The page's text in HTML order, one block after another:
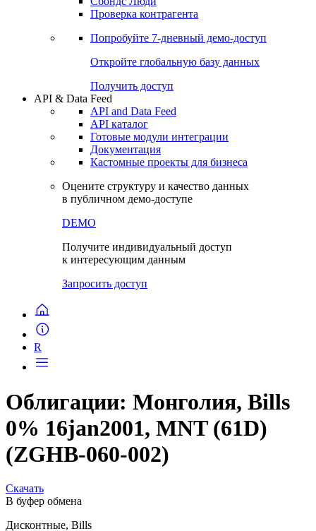
Сохраненные запросы
Чат
Проверка контрагента
Попробуйте7-дневный
Откройте глобальную базу данных
Получить доступ
API & Data Feed
API and Data Feed
Готовые модули интеграции
Документация
в публичном демо-доступе
Облигации: Монголия, Bills
(ZGHB-060-002)